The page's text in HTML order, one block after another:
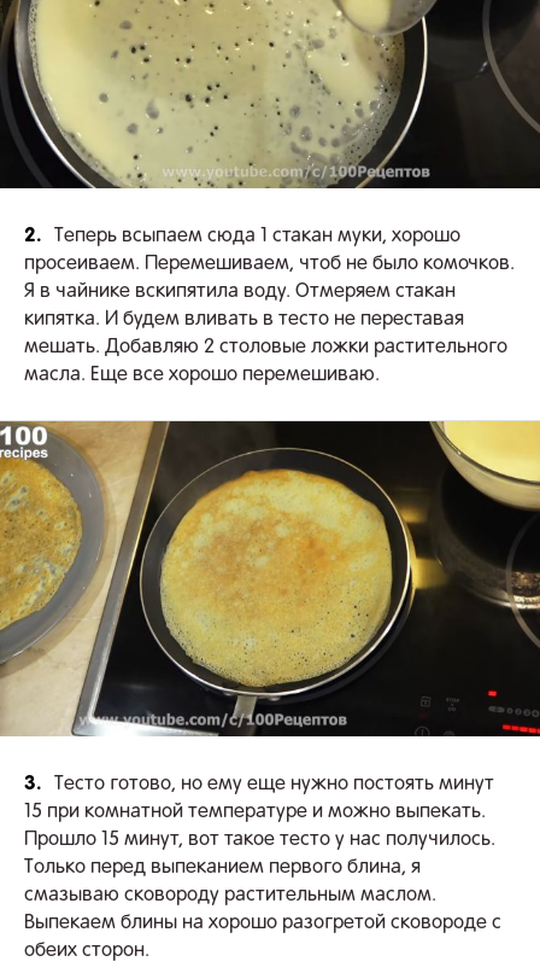
2.
Теперь всыпаем сюда 1 стакан муки, хорошо
просеиваем. Перемешиваем, чтоб не было комочков.
Я в чайнике вскипятила воду. Отмеряем стакан
кипятка. И будем вливать в тесто не переставая
мешать. Добавляю 2 столовые ложки растительного
масла. Еще все хорошо перемешиваю.
3.
Тесто готово, но ему еще нужно постоять минут
15 при комнатной температуре и можно выпекать.
Прошло 15 минут, вот такое тесто у нас получилось.
Только перед выпеканием первого блина, я
смазываю сковороду растительным маслом.
Выпекаем блины на хорошо разогретой сковороде с
обеих сторон.